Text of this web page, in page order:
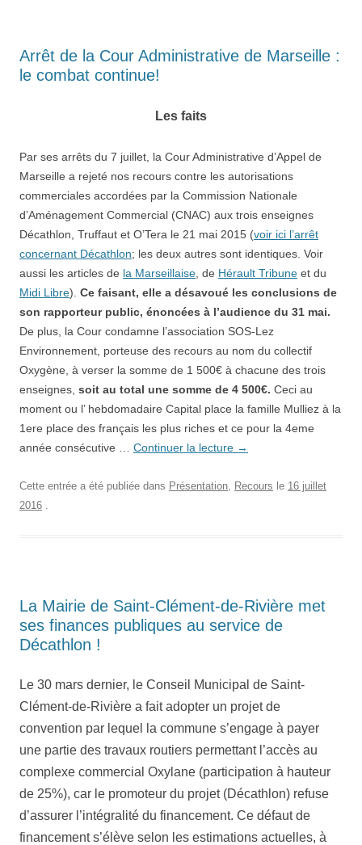
Arrêt de la Cour Administrative de Marseille :
le combat continue!
Les faits
Par ses arrêts du 7 juillet, la Cour Administrative d’Appel de
Marseille a rejeté nos recours contre les autorisations
commerciales accordées par la Commission Nationale
d’Aménagement Commercial (CNAC) aux trois enseignes
Décathlon, Truffaut et O’Tera le 21 mai 2015 (voir ici l’arrêt
concernant Décathlon; les deux autres sont identiques. Voir
aussi les articles de la Marseillaise , de Hérault Tribune et du
Midi Libre). Ce faisant, elle a désavoué les conclusions de
son rapporteur public, énoncées à l’audience du 31 mai.
De plus, la Cour condamne l’association SOS-Lez
Environnement, porteuse des recours au nom du collectif
Oxygène, à verser la somme de 1 500€ à chacune des trois
enseignes, soit au total une somme de 4 500€. Ceci au
moment ou l’ hebdomadaire Capital place la famille Mulliez à la
1ere place des français les plus riches et ce pour la 4eme
année consécutive … Continuer la lecture →
Cette entrée a été publiée dans Présentation, Recours le 16 juillet
2016 .
La Mairie de Saint-Clément-de-Rivière met
ses finances publiques au service de
Décathlon !
Le 30 mars dernier, le Conseil Municipal de Saint-
Clément-de-Rivière a fait adopter un projet de
convention par lequel la commune s’engage à payer
une partie des travaux routiers permettant l’accès au
complexe commercial Oxylane (participation à hauteur
de 25%), car le promoteur du projet (Décathlon) refuse
d’assurer l’intégralité du financement. Ce défaut de
financement s’élève selon les estimations actuelles, à